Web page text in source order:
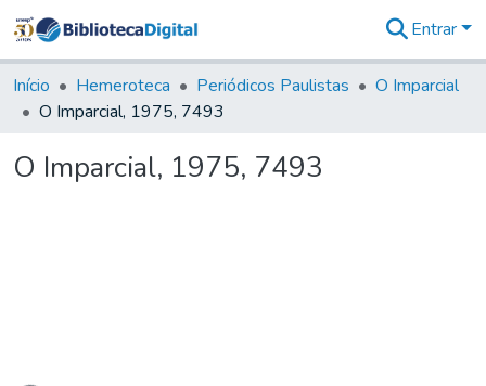
&
Coleções
Tudo na
Digital
Entrar
Início Hemeroteca Periódicos Paulistas
O Imparcial
O Imparcial, 1975, 7493
O Imparcial, 1975, 7493